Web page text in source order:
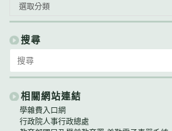
類
別
選取分類
搜尋
for:
相關網站連結
學雜費入口網
行政院人事行政總處